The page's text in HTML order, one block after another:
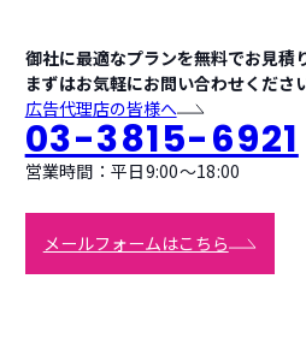
御社に最適なプランを無料でお見積
まずはお気軽にお問い合わせください
広告代理店の皆様へ
03-3815-6921
営業時間：平日9:00〜18:00
メールフォームはこちら